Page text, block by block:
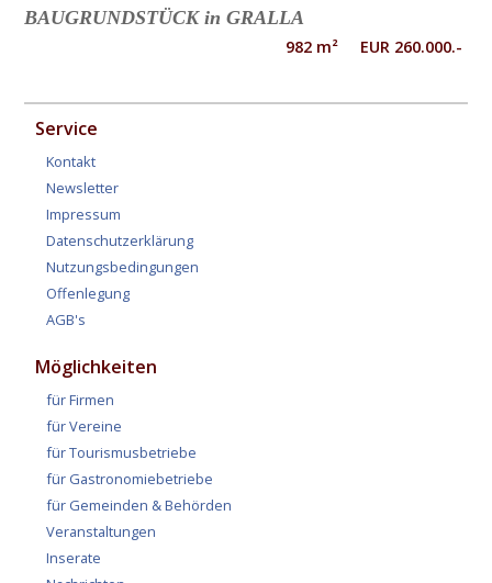
BAUGRUNDSTÜCK in GRALLA
982 m² EUR 260.000.-
Service
Kontakt
Newsletter
Impressum
Datenschutzerklärung
Nutzungsbedingungen
Offenlegung
AGB's
Möglichkeiten
für Firmen
für Vereine
für Tourismusbetriebe
für Gastronomiebetriebe
für Gemeinden & Behörden
Veranstaltungen
Inserate